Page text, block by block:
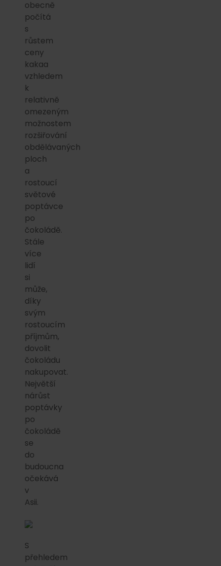
obecně
počítá
s
růstem
ceny
kakaa
vzhledem
k
relativně
omezeným
možnostem
rozšiřování
obdělávaných
ploch
a
rostoucí
světové
poptávce
po
čokoládě.
Stále
více
lidí
si
může,
díky
svým
rostoucím
příjmům,
dovolit
čokoládu
nakupovat.
Největší
nárůst
poptávky
po
čokoládě
se
do
budoucna
očekává
v
Asii.
S
přehledem